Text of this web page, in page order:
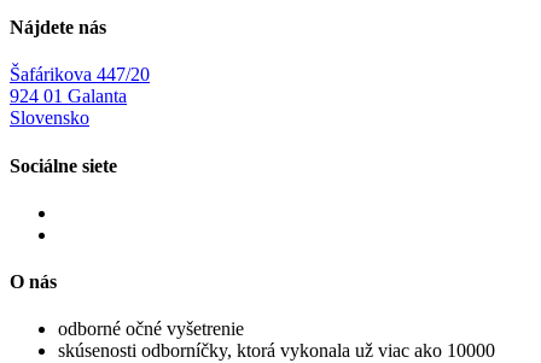
Nájdete nás
Šafárikova 447/20
924 01 Galanta
Slovensko
Sociálne siete
O nás
odborné očné vyšetrenie
skúsenosti odborníčky, ktorá vykonala už viac ako 10000